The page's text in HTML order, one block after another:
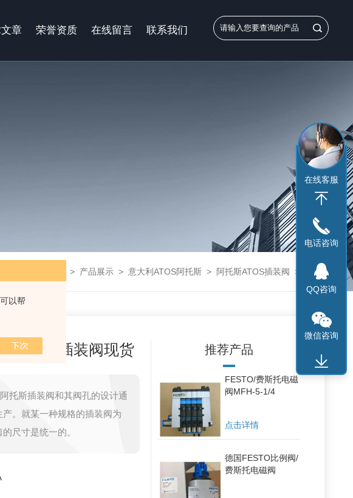
以帮
章 荣誉资质 在线留言 联系我们
> 产品展示 > 意大利ATOS阿托斯 > 阿托斯ATOS插装阀 > LIMM-3/350/V 40 X12AATOS上海代表处，阿托斯插装阀现货
阿托斯插装阀现货
托斯插装阀和其阀孔的设计通
。就某一种规格的插装阀为
尺寸是统一的。
推荐产品
FESTO/费斯托电磁
阀MFH-5-1/4
点击详情
德国FESTO比例阀/
费斯托电磁阀
在线客服
电话咨询
QQ咨询
微信咨询